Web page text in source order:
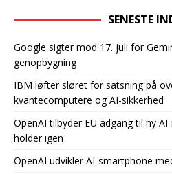
SENESTE
Google sigter mod 17. juli for
genopbygning
IBM løfter sløret for satsning på
kvantecomputere og AI-sikkerhed
OpenAI tilbyder EU adgang til ny
holder igen
OpenAI udvikler AI-smartphone